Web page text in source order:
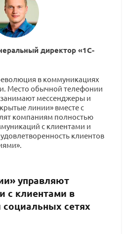
директор «1С-
в коммуникациях
Место обычной телефонии
мессенджеры и
линии» вместе с
компаниям полностью
с клиентами и
клиентов
управляют
с клиентами в
сетях